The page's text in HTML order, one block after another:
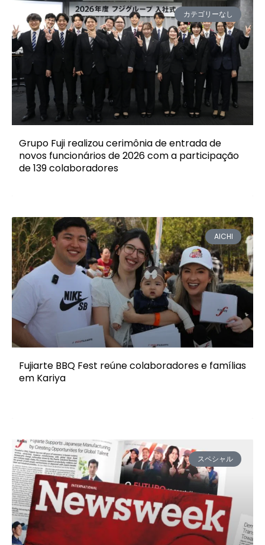
カテゴリーなし
Grupo Fuji realizou cerimônia de entrada de
novos funcionários de 2026 com a participação
de 139 colaboradores
AICHI
Fujiarte BBQ Fest reúne colaboradores e famílias
em Kariya
スペシャル